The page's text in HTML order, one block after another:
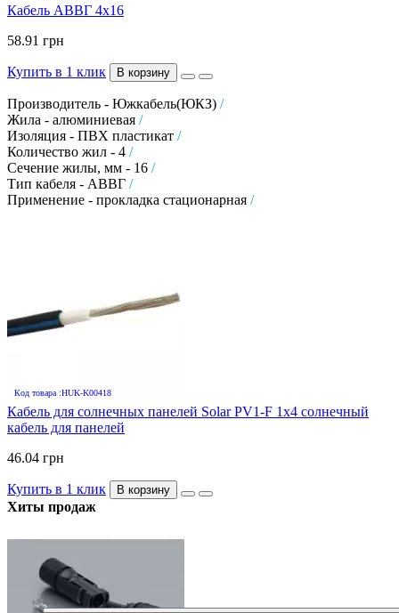
Кабель АВВГ 4х16
58.91 грн
Купить в 1 клик В корзину
Производитель - Южкабель(ЮКЗ) /
Жила - алюминиевая /
Изоляция - ПВХ пластикат /
Количество жил - 4 /
Сечение жилы, мм - 16 /
Тип кабеля - АВВГ /
Применение - прокладка стационарная /
Код товара :HUK-K00418
Кабель для солнечных панелей Solar PV1-F 1х4 солнечный
кабель для панелей
46.04 грн
Купить в 1 клик В корзину
Хиты продаж